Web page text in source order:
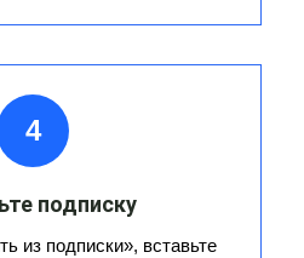
4
подписку
из подписки», вставьте